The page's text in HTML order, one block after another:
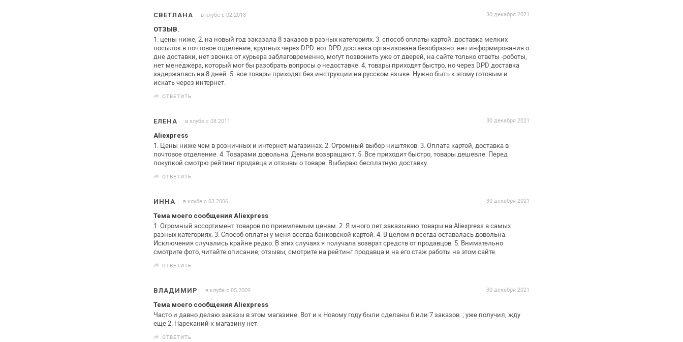
СВЕТЛАНА в клубе с 02.2018
30 декабря 2021
ОТЗЫВ.
1. цены ниже, 2. на новый год заказала 8 заказов в разных категориях. 3. способ оплаты картой. доставка мелких
посылок в почтовое отделение, крупных через DPD. вот DPD доставкаорганизована безобразно: нет информирования о
дне доставки, нет звонка от курьера заблаговременно, могут позвонить ужеот дверей, на сайте только ответы -роботы,
нет менеджера, который мог бы разобрать вопросы о недоставке. 4. товары приходят быстро, но через DPD доставка
задержалась на 8дней. 5. все товары приходят без инструкции на русском языке. Нужно быть к этому готовым и
искать через интернет.
ОТВЕТИТЬ
ЕЛЕНА в клубе с 08.2011
30 декабря 2021
Aliexpress
1. Цены ниже чем в розничных и интернет-магазинах.2. Огромный выбор ништяков.3. Оплата картой, доставка в
почтовое отделение.4. Товарами довольна. Деньги возвращают. 5. Все приходит быстро, товары дешевле. Перед
покупкой смотрю рейтинг продавца и отзывы о товаре. Выбираю бесплатную доставку.
ОТВЕТИТЬ
ИННА в клубе с 03.2006
30 декабря 2021
Тема моего сообщения Aliexpress
1. Огромный ассортимент товаров по приемлемым ценам.2. Я много лет заказываю товары на Aliexpress в самых
разных категориях.3. Способ оплаты у меня всегда банковской картой.4. В целом я всегда оставалась довольна.
Исключенияслучались крайне редко. В этих случаях я получала возвратсредств от продавцов. 5. Внимательно
смотрите фото, читайте описание, отзывы, смотрите на рейтинг продавца и на его стаж работы на этом сайте.
ОТВЕТИТЬ
ВЛАДИМИР в клубе с 05.2009
30 декабря 2021
Тема моего сообщения Aliexpress
Часто и давно делаю заказы в этом магазине. Вот и к Новому году были сделаны 6 или 7 заказов. ; уже получил, жду
еще 2. Нареканий к магазину нет.
ОТВЕТИТЬ